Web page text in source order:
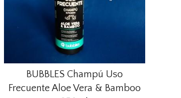
BUBBLES Champú Uso
Frecuente Aloe Vera & Bamboo